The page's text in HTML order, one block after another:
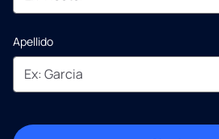
Apellido